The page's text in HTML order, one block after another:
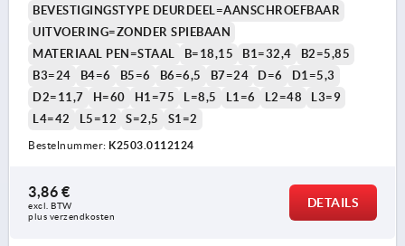
BEVESTIGINGSTYPE DEURDEEL=AANSCHROEFBAAR
UITVOERING=ZONDER SPIEBAAN
MATERIAAL PEN=STAAL
B=18,15 B1=32,4
B2=5,85
B3=24
B4=6 B5=6 B6=6,5 B7=24 D=6
D1=5,3
D2=11,7
H=60 H1=75 L=8,5 L1=6 L2=48
L3=9
L4=42
L5=12 S=2,5 S1=2
Bestelnummer: K2503.0112124
3,86 €
excl. BTW
plus verzendkosten
DETAILS